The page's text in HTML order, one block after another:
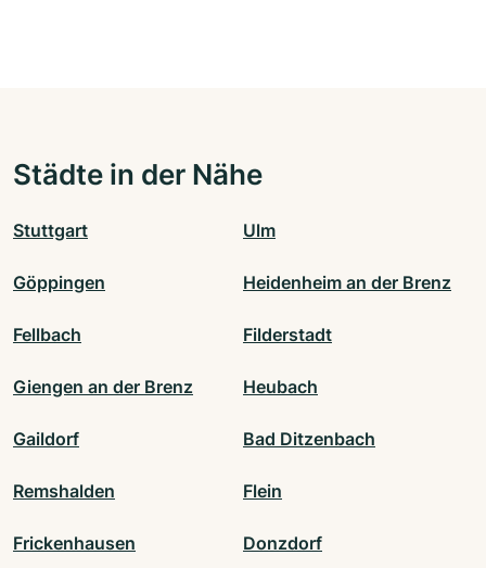
Städte in der Nähe
Stuttgart Ulm
Göppingen Heidenheim an der Brenz
Fellbach Filderstadt
Giengen an der Brenz Heubach
Gaildorf Bad Ditzenbach
Remshalden Flein
Frickenhausen Donzdorf